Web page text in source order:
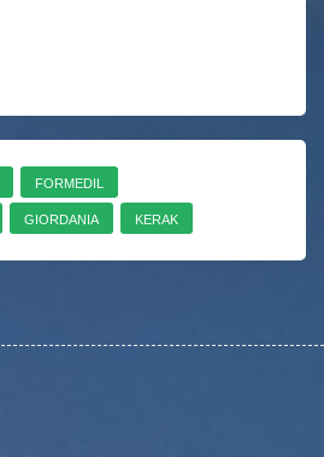
FORMEDIL
GIORDANIA KERAK